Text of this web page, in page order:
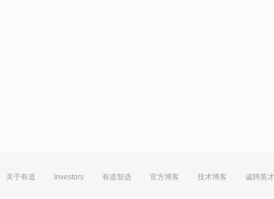
关于有道 Investors 有道智选 官方博客 技术博客 诚聘英才